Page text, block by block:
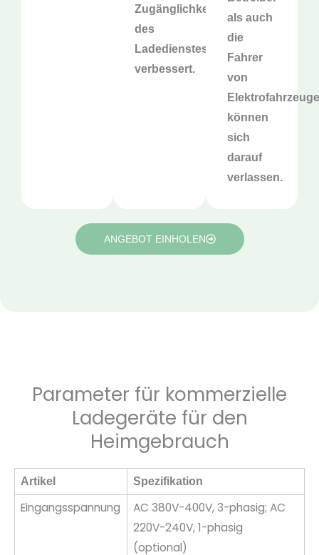
Zugänglichkeit
des
Ladedienstes
verbessert.
als auch
die
Fahrer
von
können
sich
darauf
verlassen.
ANGEBOT EINHOLEN
Parameter für kommerzielle
Ladegeräte für den
Heimgebrauch
Artikel Spezifikation
Eingangsspannung
AC 380V-400V, 3-phasig; AC
220V-240V, 1-phasig
(optional)